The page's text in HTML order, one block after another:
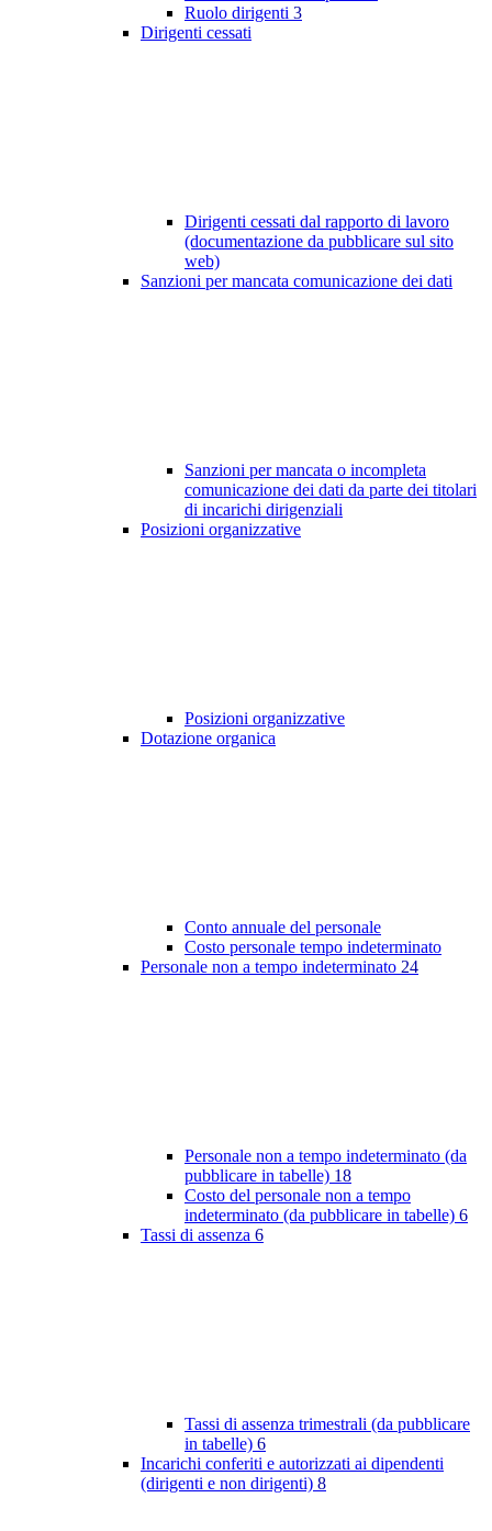
Ruolo dirigenti 3
Dirigenti cessati
Dirigenti cessati dal rapporto di lavoro
(documentazione da pubblicare sul sito
web)
Sanzioni per mancata comunicazione dei dati
Sanzioni per mancata o incompleta
comunicazione dei dati da parte dei titolari
di incarichi dirigenziali
Posizioni organizzative
Posizioni organizzative
Dotazione organica
Conto annuale del personale
Costo personale tempo indeterminato
Personale non a tempo indeterminato 24
Personale non a tempo indeterminato (da
pubblicare in tabelle) 18
Costo del personale non a tempo
indeterminato (da pubblicare in tabelle) 6
Tassi di assenza 6
Tassi di assenza trimestrali (da pubblicare
in tabelle) 6
Incarichi conferiti e autorizzati ai dipendenti
(dirigenti e non dirigenti) 8